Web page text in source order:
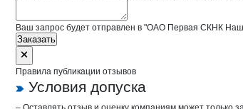
Ваш запрос будет отправлен в "ОАО Первая СКНК
Заказать
Правила публикации отзывов
Условия допуска